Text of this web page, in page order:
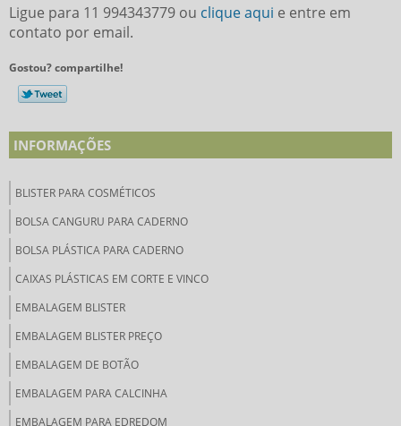
Ligue para 11 994343779 ou clique aqui e entre em
contato por email.
Gostou? compartilhe!
INFORMAÇÕES
BLISTER PARA COSMÉTICOS
BOLSA CANGURU PARA CADERNO
BOLSA PLÁSTICA PARA CADERNO
CAIXAS PLÁSTICAS EM CORTE E VINCO
EMBALAGEM BLISTER
EMBALAGEM BLISTER PREÇO
EMBALAGEM DE BOTÃO
EMBALAGEM PARA CALCINHA
EMBALAGEM PARA EDREDOM